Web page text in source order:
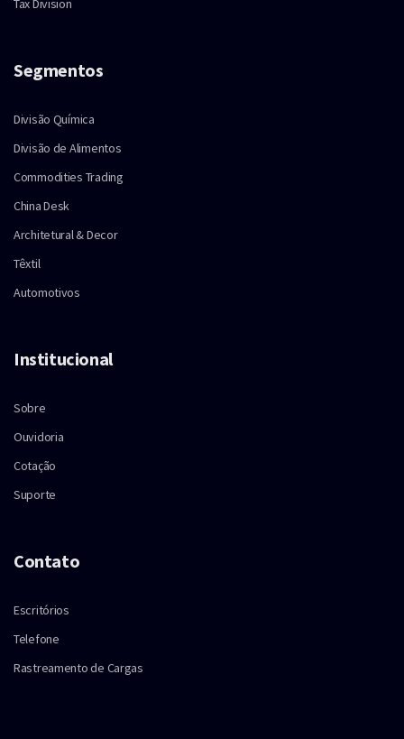
Tax Division
Segmentos
Divisão Química
Divisão de Alimentos
Commodities Trading
China Desk
Architetural & Decor
Têxtil
Automotivos
Institucional
Sobre
Ouvidoria
Cotação
Suporte
Contato
Escritórios
Telefone
Rastreamento de Cargas